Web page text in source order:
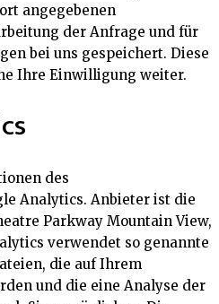
angegebenen
der Anfrage und für
bei uns gespeichert. Diese
Ihre Einwilligung weiter.
des
Analytics. Anbieter ist die
Parkway Mountain View,
verwendet so genannte
die auf Ihrem
und die eine Analyse der